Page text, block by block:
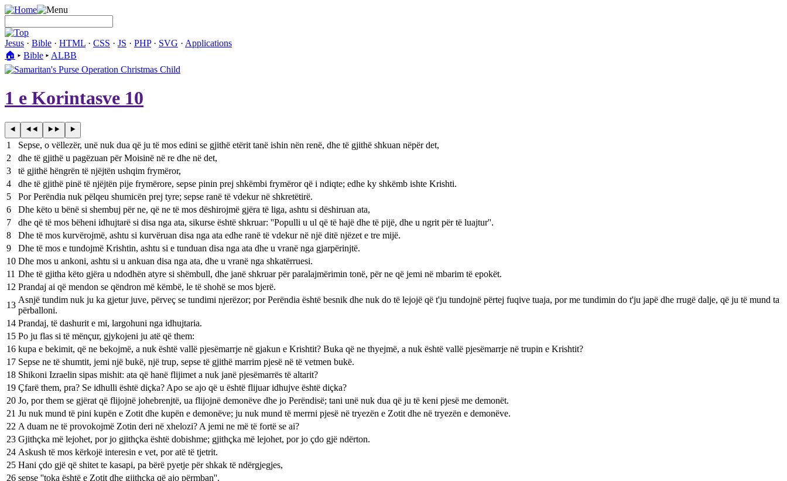
Jesus · Bible · HTML · CSS · JS · PHP· SVG · Applications
🏠︎ ▸ Bible ▸ ALBB
1 e Korintasve 10
1
Sepse, o vëllezër, unë nuk dua që ju të mos edini se gjithë etërit tanë ishin nën renë, dhe të gjithë shkuan nëpër det,
2
dhe të gjithë u pagëzuan për Moisinë në re dhe në det,
3
të gjithë hëngrën të njëjtën ushqim frymëror,
4
dhe të gjithë pinë të njëjtën pije frymërore, sepse pinin prej shkëmbi frymëror që i ndiqte; edhe ky shkëmb ishte Krishti.
5
Por Perëndia nuk pëlqeu shumicën prej tyre; sepse ranë të vdekur në shkretëtirë.
6
Dhe këto u bënë si shembuj për ne, që ne të mos dëshirojmë gjëra të liga, ashtu si dëshiruan ata,
7
dhe që të mos bëheni idhujtarë si disa nga ata, sikurse është shkruar: ''Populli u ul që të hajë dhe të pijë, dhe u ngrit për të luajtur''.
8
Dhe të mos kurvërojmë, ashtu si kurvëruan disa nga ata edhe ranë të vdekur në një ditë njëzet e tre mijë.
9
Dhe të mos e tundojmë Krishtin, ashtu si e tunduan disa nga ata dhe u vranë nga gjarpërinjtë.
10 Dhe mos u ankoni, ashtu si u ankuan disa nga ata, dhe u vranë nga shkatërruesi.
11 Dhe të gjitha këto gjëra u ndodhën atyre si shëmbull, dhe janë shkruar për paralajmërimin tonë, për ne që jemi në mbarim të epokët.
12 Prandaj ai që mendon se qëndron më këmbë, le të shohë se mos bjerë.
13
Asnjë tundim nuk ju ka gjetur juve, përveç se tundimi njerëzor; por Perëndia është besnik dhe nuk do të lejojë që t'ju tundojnë përtej fuqive tuaja, por me tundimin do t'ju japë dhe rrugë dalje, që ju të mund ta
përballoni.
14 Prandaj, të dashurit e mi, largohuni nga idhujtaria.
15 Po ju flas si të mënçur, gjykojeni ju atë që them:
16 kupa e bekimit, që ne bekojmë, a nuk është vallë pjesëmarrje në gjakun e Krishtit? Buka që ne thyejmë, a nuk është vallë pjesëmarrje në trupin e Krishtit?
17 Sepse ne të shumtit, jemi një bukë, një trup, sepse të gjithë marrim pjesë në të vetmen bukë.
18 Shikoni Izraelin sipas mishit: ata që hanë flijimet a nuk janë pjesëmarrës të altarit?
19 Çfarë them, pra? Se idhulli është diçka? Apo se ajo që u është flijuar idhujve është diçka?
20 Jo, por them se gjërat që flijojnë johebrenjtë, ua flijojnë demonëve dhe jo Perëndisë; tani unë nuk dua që ju të keni pjesë me demonët.
21 Ju nuk mund të pini kupën e Zotit dhe kupën e demonëve; ju nuk mund të merrni pjesë në tryezën e Zotit dhe në tryezën e demonëve.
22 A duam ne të provokojmë Zotin deri në xhelozi? A jemi ne më të fortë se ai?
23 Gjithçka më lejohet, por jo gjithçka është dobishme; gjithçka më lejohet, por jo çdo gjë ndërton.
24 Askush të mos kërkojë interesin e vet, por atë të tjetrit.
25 Hani çdo gjë që shitet te kasapi, pa bërë pyetje për shkak të ndërgjegjes,
26 sepse ''toka është e Zotit dhe gjithçka që ajo përmban''.